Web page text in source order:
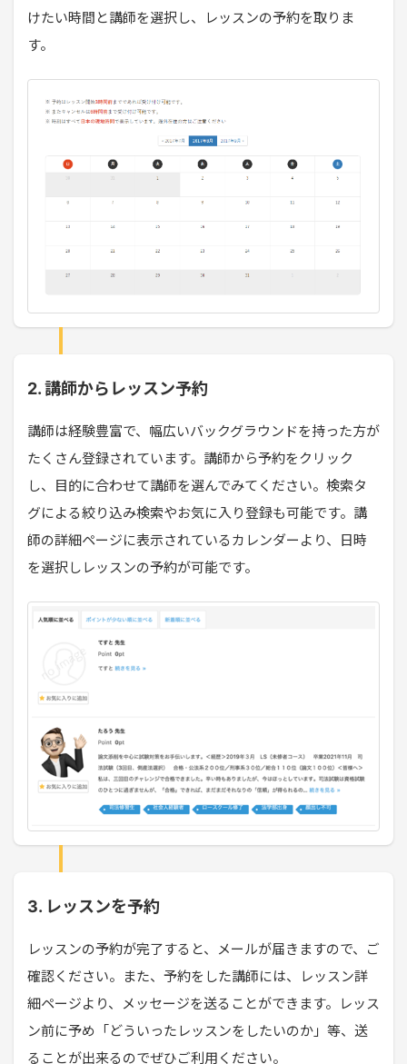
けたい時間と講師を選択し、レッスンの予約を取りま
す。
2. 講師からレッスン予約
講師は経験豊富で、幅広いバックグラウンドを持った方が
たくさん登録されています。講師から予約をクリック
し、目的に合わせて講師を選んでみてください。検索タ
グによる絞り込み検索やお気に入り登録も可能です。講
師の詳細ページに表示されているカレンダーより、日時
を選択しレッスンの予約が可能です。
3. レッスンを予約
レッスンの予約が完了すると、メールが届きますので、ご
確認ください。また、予約をした講師には、レッスン詳
細ページより、メッセージを送ることができます。レッス
ン前に予め「どういったレッスンをしたいのか」等、送
ることが出来るのでぜひご利用ください。